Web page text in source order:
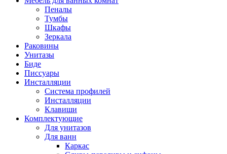
Пеналы
Тумбы
Шкафы
Зеркала
Раковины
Унитазы
Биде
Писсуары
Инсталляции
Система профилей
Инсталляции
Клавиши
Комплектующие
Для унитазов
Для ванн
Каркас